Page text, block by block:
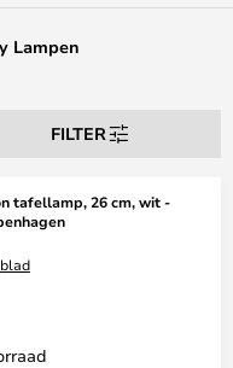
Lampen
FILTER
tafellamp, 26 cm, wit -